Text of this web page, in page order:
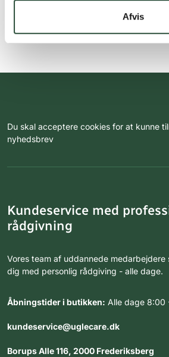
Afvis
Du skal acceptere cookies for at kunne
nyhedsbrev
Kundeservice med
rådgivning
Vores team af uddannede
dig med personlig rådgiving - alle dage.
Åbningstider i butikken: Alle dage 8:00
kundeservice@uglecare.dk
Borups Alle 116, 2000 Frederiksberg